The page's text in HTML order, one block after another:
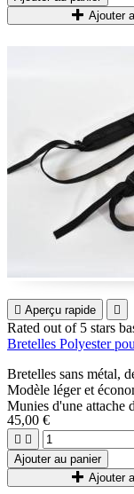
Ajouter
 Aperçu rapide 
Rated out of 5 stars
Bretelles Polyester
Bretelles sans métal,
Modèle léger et
Munies d'une attache
Grande amplitude de
Ces spécifications
musique, pour des
Les Bretelles plus
cependant d'un
45,00 €
 
Ajouter au panier
Ajouter